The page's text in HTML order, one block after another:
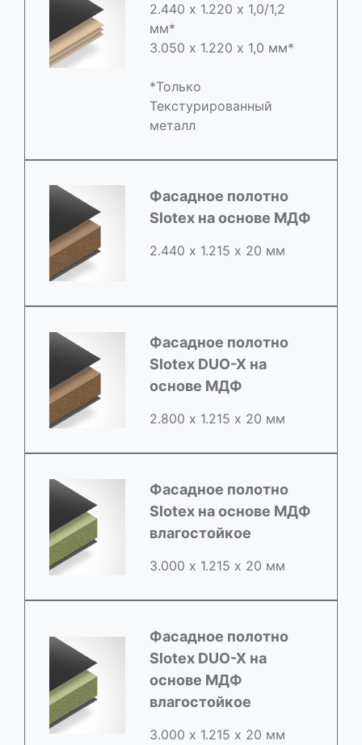
2.440 х 1.220 х 1,0/1,2
мм*
3.050 х 1.220 х 1,0 мм*
*Только
Текстурированный
металл
Фасадное полотно
Slotex на основе МДФ
2.440 х 1.215 х 20 мм
Фасадное полотно
Slotex DUO-X на
основе МДФ
2.800 х 1.215 х 20 мм
Фасадное полотно
Slotex на основе МДФ
влагостойкое
3.000 х 1.215 х 20 мм
Фасадное полотно
Slotex DUO-X на
основе МДФ
влагостойкое
3.000 х 1.215 х 20 мм